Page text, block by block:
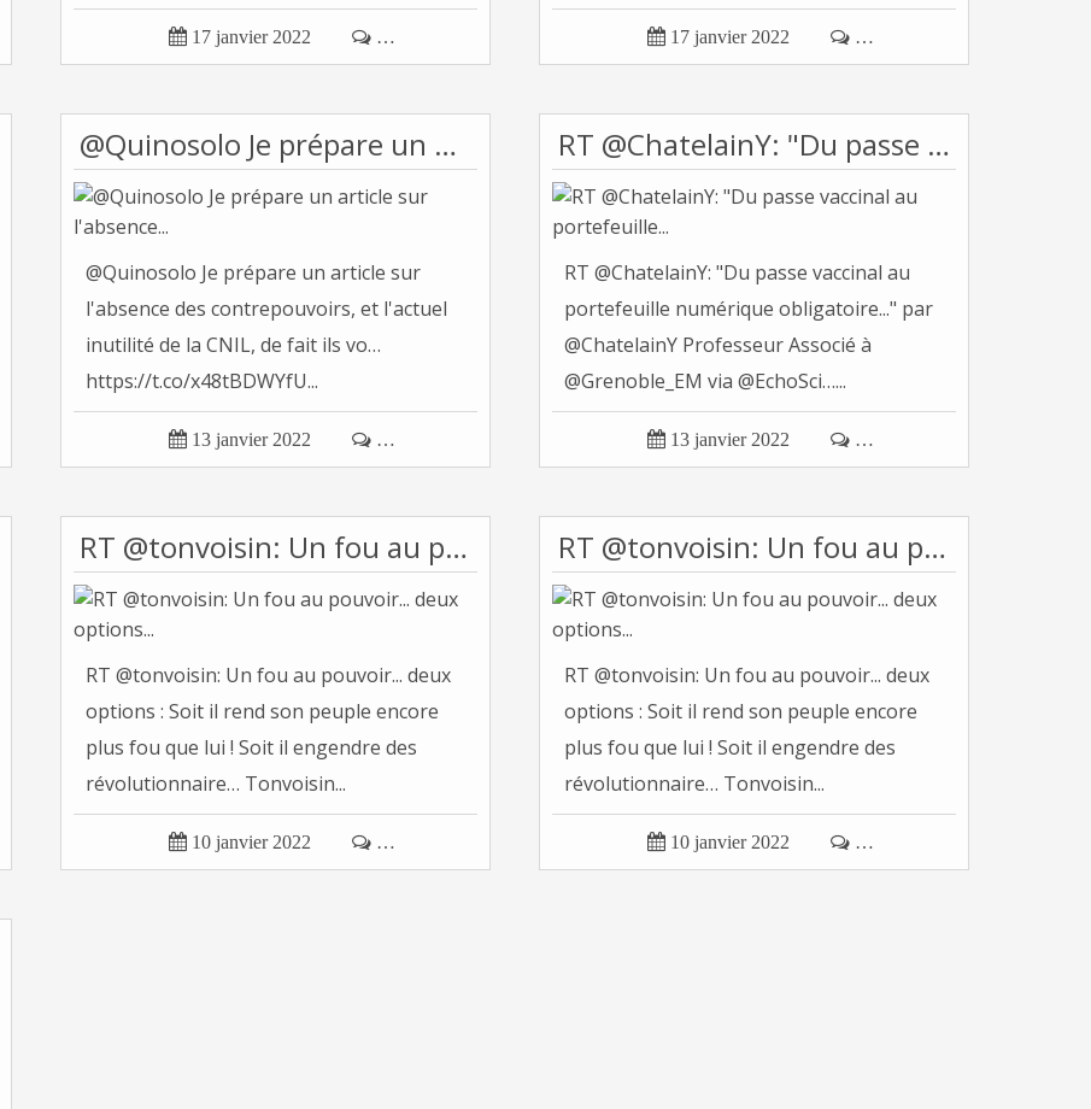
Tonvoisin...
 17 janvier 2022  …  17 janvier 2022  …
@Quinosolo Je prépare un article sur l'absence...
@Quinosolo Je prépare un article sur
l'absence des contrepouvoirs, et l'actuel
inutilité de la CNIL, de fait ils vo…
https://t.co/x48tBDWYfU...
 13 janvier 2022  …
RT @ChatelainY: "Du passe vaccinal au portefeuille...
RT @ChatelainY: "Du passe vaccinal au
portefeuille numérique obligatoire..." par
@ChatelainY Professeur Associé à
@Grenoble_EM via @EchoSci…...
 13 janvier 2022  …
RT @tonvoisin: Un fou au pouvoir... deux options...
RT @tonvoisin: Un fou au pouvoir... deux
options : Soit il rend son peuple encore
plus fou que lui ! Soit il engendre des
révolutionnaire… Tonvoisin...
 10 janvier 2022  …
RT @tonvoisin: Un fou au pouvoir... deux options...
RT @tonvoisin: Un fou au pouvoir... deux
options : Soit il rend son peuple encore
plus fou que lui ! Soit il engendre des
révolutionnaire… Tonvoisin...
 10 janvier 2022  …